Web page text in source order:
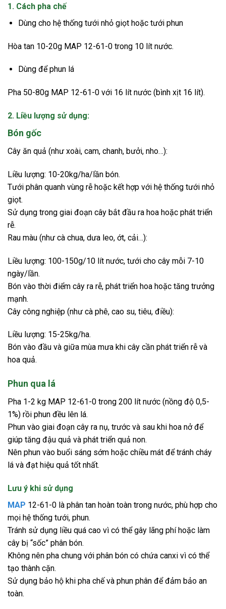
1. Cách pha chế
Dùng cho hệ thống tưới nhỏ giọt hoặc tưới phun
Hòa tan 10-20g MAP 12-61-0 trong 10 lít nước.
Dùng để phun lá
Pha 50-80g MAP 12-61-0 với 16 lít nước (bình xịt 16 lít).
2. Liều lượng sử dụng:
Bón gốc
Cây ăn quả (như xoài, cam, chanh, bưởi, nho…):
Liều lượng: 10-20kg/ha/lần bón.
Tưới phân quanh vùng rễ hoặc kết hợp với hệ thống tưới nhỏ
giọt.
Sử dụng trong giai đoạn cây bắt đầu ra hoa hoặc phát triển
rễ.
Rau màu (như cà chua, dưa leo, ớt, cải…):
Liều lượng: 100-150g/10 lít nước, tưới cho cây mỗi 7-10
ngày/lần.
Bón vào thời điểm cây ra rễ, phát triển hoa hoặc tăng trưởng
mạnh.
Cây công nghiệp (như cà phê, cao su, tiêu, điều):
Liều lượng: 15-25kg/ha.
Bón vào đầu và giữa mùa mưa khi cây cần phát triển rễ và
hoa quả.
Phun qua lá
Pha 1-2 kg MAP 12-61-0 trong 200 lít nước (nồng độ 0,5-
1%) rồi phun đều lên lá.
Phun vào giai đoạn cây ra nụ, trước và sau khi hoa nở để
giúp tăng đậu quả và phát triển quả non.
Nên phun vào buổi sáng sớm hoặc chiều mát để tránh cháy
lá và đạt hiệu quả tốt nhất.
Lưu ý khi sử dụng
MAP 12-61-0 là phân tan hoàn toàn trong nước, phù hợp cho
mọi hệ thống tưới, phun.
Tránh sử dụng liều quá cao vì có thể gây lãng phí hoặc làm
cây bị “sốc” phân bón.
Không nên pha chung với phân bón có chứa canxi vì có thể
tạo thành cặn.
Sử dụng bảo hộ khi pha chế và phun phân để đảm bảo an
toàn.